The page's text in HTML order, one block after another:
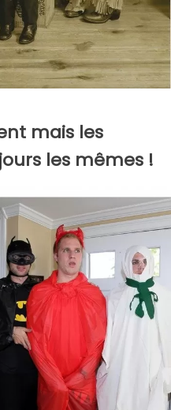
mais les
les mêmes !